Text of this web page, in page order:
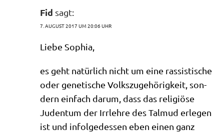
Fid sagt:
7. AUGUST 2017 UM 20:06 UHR
Lie­be Sophia,
es geht natür­lich nicht um eine ras­si­sti­sche
oder gene­ti­sche Volks­zu­ge­hö­rig­keit, son­
dern ein­fach dar­um, dass das reli­giö­se
Juden­tum der Irr­leh­re des Tal­mud erle­gen
ist und infol­ge­des­sen eben einen ganz